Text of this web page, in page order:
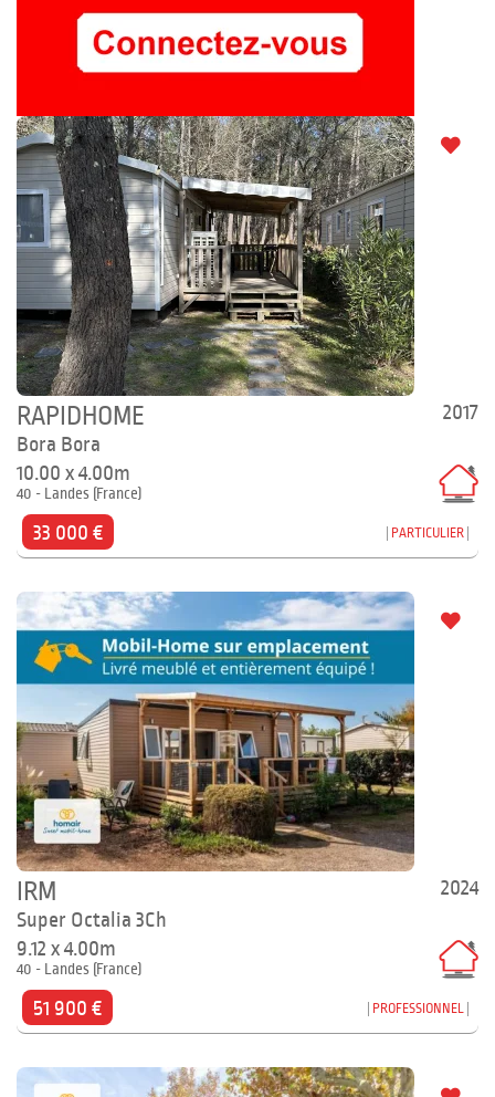
2017
RAPIDHOME
Bora Bora
10.00 x 4.00m
40 - Landes (France)
33 000 € PARTICULIER
2024
IRM
Super Octalia 3Ch
9.12 x 4.00m
40 - Landes (France)
51 900 € PROFESSIONNEL